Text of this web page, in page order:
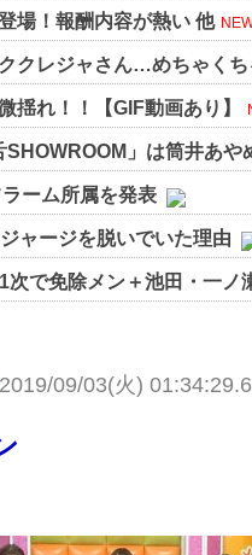
場！報酬内容が熱い 他
クレジャさん…めちゃく
れ！！【GIF動画あり】
」は筒井あや
ーム所属を発表
ャージを脱いでいた理由
次で免除メン＋池田・一
！？山下瞳月、これはマジ
思い出、挙げてけ
生足wwwwwwwwwwww
2019/09/03(火)